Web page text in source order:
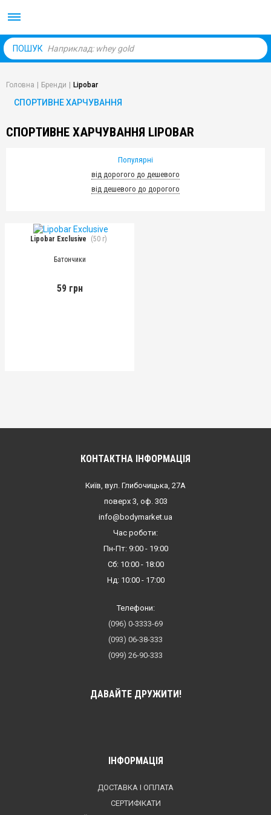
ПОШУК
Головна Бренди Lipobar
СПОРТИВНЕ ХАРЧУВАННЯ
СПОРТИВНЕ ХАРЧУВАННЯ LIPOBAR
Популярні
від дорогого до дешевого
від дешевого до дорогого
Lipobar Exclusive (50 г)
Батончики
59 грн
КОНТАКТНА ІНФОРМАЦІЯ
Київ, вул. Глибочицька, 27А
поверх 3, оф. 303
info@bodymarket.ua
Час роботи:
Пн-Пт: 9:00 - 19:00
Сб: 10:00 - 18:00
Нд: 10:00 - 17:00
Телефони:
(096) 0-3333-69
(093) 06-38-333
(099) 26-90-333
ДАВАЙТЕ ДРУЖИТИ!
ІНФОРМАЦІЯ
ДОСТАВКА І ОПЛАТА
СЕРТИФІКАТИ